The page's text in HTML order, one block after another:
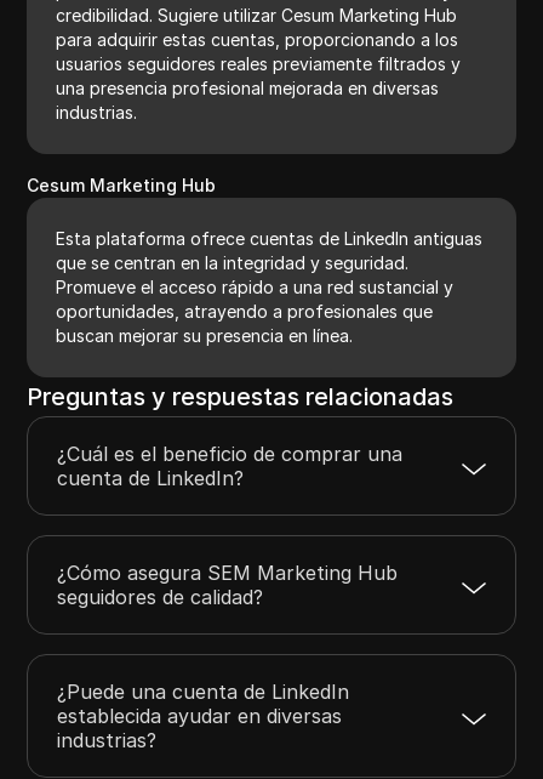
credibilidad. Sugiere utilizar Cesum Marketing Hub
para adquirir estas cuentas, proporcionando a los
usuarios seguidores reales previamente filtrados y
una presencia profesional mejorada en diversas
industrias.
Cesum Marketing Hub
Esta plataforma ofrece cuentas de LinkedIn antiguas
que se centran en la integridad y seguridad.
Promueve el acceso rápido a una red sustancial y
oportunidades, atrayendo a profesionales que
buscan mejorar su presencia en línea.
Preguntas y respuestas relacionadas
¿Cuál es el beneficio de comprar una
cuenta de LinkedIn?
¿Cómo asegura SEM Marketing Hub
seguidores de calidad?
¿Puede una cuenta de LinkedIn
establecida ayudar en diversas
industrias?